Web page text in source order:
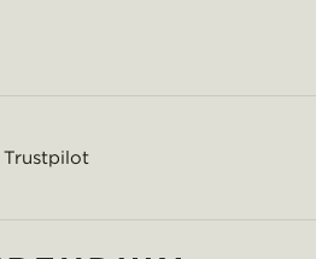
Trustpilot